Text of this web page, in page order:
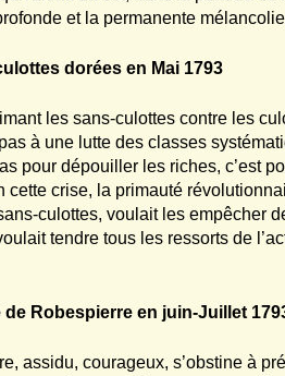
et la permanente
dorées en Mai 1793
les sans-culottes contre les
à une lutte des classes
pour dépouiller les riches, c’est
cette crise, la primauté
culottes, voulait les empêcher
tendre tous les ressorts de
de Robespierre en juin-Juillet
assidu, courageux, s’obstine à